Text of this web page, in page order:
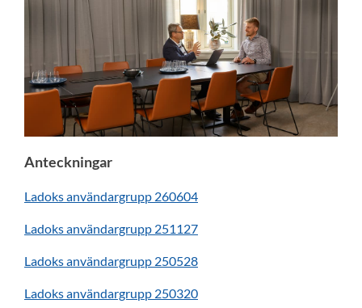
Anteckningar
Ladoks användargrupp 260604
Ladoks användargrupp 251127
Ladoks användargrupp 250528
Ladoks användargrupp 250320